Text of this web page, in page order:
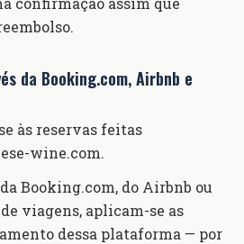
da Booking.com, Airbnb e
às reservas feitas
wine.com.
Booking.com, do Airbnb ou
viagens, aplicam-se as
dessa plataforma — por